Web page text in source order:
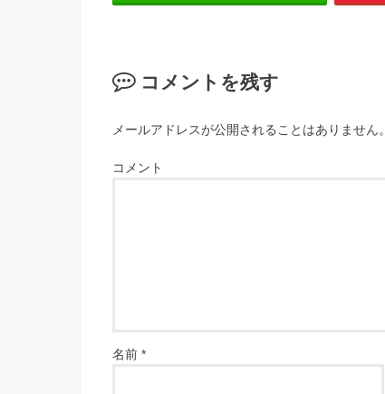
コメントを残す
メールアドレスが公開されることはありません。
コメント
名前 *